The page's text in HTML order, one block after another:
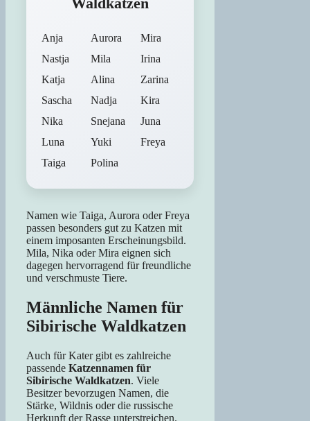
Anja
Nastja
Katja
Sascha
Nika
Luna
Taiga
Aurora
Mila
Alina
Nadja
Snejana
Yuki
Polina
Mira
Irina
Zarina
Kira
Juna
Freya
Namen wie Taiga, Aurora oder Freya
passen besonders gut zu Katzen mit
einem imposanten Erscheinungsbild.
Mila, Nika oder Mira eignen sich
dagegen hervorragend für freundliche
und verschmuste Tiere.
Männliche Namen für
Sibirische Waldkatzen
Auch für Kater gibt es zahlreiche
passende Katzennamen für
Sibirische Waldkatzen. Viele
Besitzer bevorzugen Namen, die
Stärke, Wildnis oder die russische
Herkunft der Rasse unterstreichen.